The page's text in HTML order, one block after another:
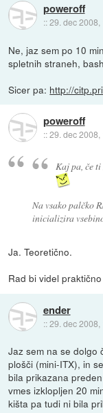
poweroff
::29. dec 2008,
Ne, jaz sem po 10
spletnih straneh,
Sicer pa: http://
poweroff
::29. dec 2008,
Kaj pa, če
Na vsako palčko
inicializira
Ja. Teoretično.
Rad bi videl
ender
::29. dec 2008,
Jaz sem na se dolgo
plošči (mini-ITX), in
bila prikazana
vmes izklopljen 20
kišta pa tudi ni bila